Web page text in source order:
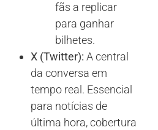
fãs a replicar
para ganhar
bilhetes.
X (Twitter): A central
da conversa em
tempo real. Essencial
para notícias de
última hora, cobertura